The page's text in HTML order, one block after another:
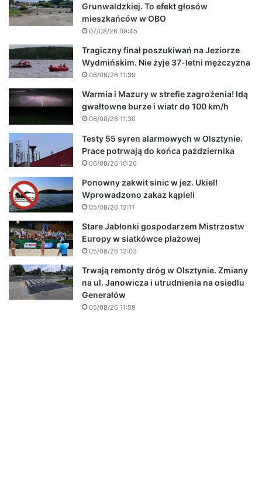
Grunwaldzkiej. To efekt głosów
mieszkańców w OBO
07/08/26 09:45
Tragiczny finał poszukiwań na Jeziorze
Wydmińskim. Nie żyje 37-letni mężczyzna
06/08/26 11:39
Warmia i Mazury w strefie zagrożenia! Idą
gwałtowne burze i wiatr do 100 km/h
06/08/26 11:30
Testy 55 syren alarmowych w Olsztynie.
Prace potrwają do końca października
06/08/26 10:20
Ponowny zakwit sinic w jez. Ukiel!
Wprowadzono zakaz kąpieli
05/08/26 12:11
Stare Jabłonki gospodarzem Mistrzostw
Europy w siatkówce plażowej
05/08/26 12:03
Trwają remonty dróg w Olsztynie. Zmiany
na ul. Janowicza i utrudnienia na osiedlu
Generałów
05/08/26 11:59